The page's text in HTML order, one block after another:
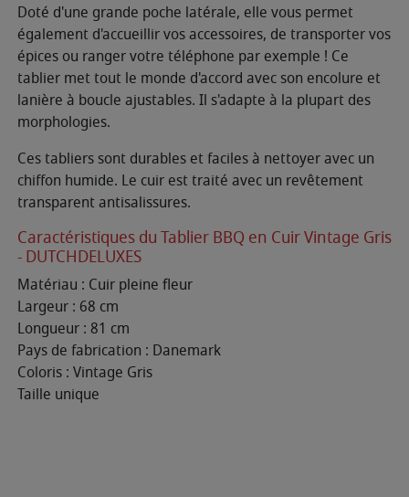
Doté d'une grande poche latérale, elle vous permet
également d'accueillir vos accessoires, de transporter vos
épices ou ranger votre téléphone par exemple ! Ce
tablier met tout le monde d'accord avec son encolure et
lanière à boucle ajustables. Il s'adapte à la plupart des
morphologies.
Ces tabliers sont durables et faciles à nettoyer avec un
chiffon humide. Le cuir est traité avec un revêtement
transparent antisalissures.
Caractéristiques du Tablier BBQ en Cuir Vintage Gris
- DUTCHDELUXES
Matériau : Cuir pleine fleur
Largeur : 68 cm
Longueur : 81 cm
Pays de fabrication : Danemark
Coloris : Vintage Gris
Taille unique